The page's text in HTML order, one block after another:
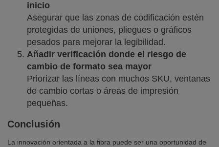
inicio
Asegurar que las zonas de codificación estén
protegidas de uniones, pliegues o gráficos
pesados para mejorar la legibilidad.
Añadir verificación donde el riesgo de
cambio de formato sea mayor
Priorizar las líneas con muchos SKU, ventanas
de cambio cortas o áreas de impresión
pequeñas.
Conclusión
La innovación orientada a la fibra puede ser una oportunidad de